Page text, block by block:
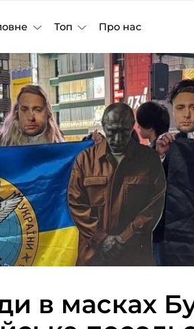
Топ Про нас
в масках